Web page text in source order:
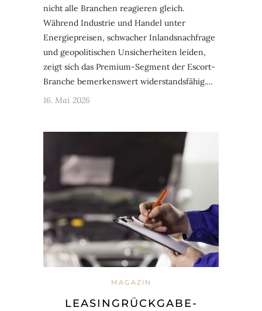
nicht alle Branchen reagieren gleich.
Während Industrie und Handel unter
Energiepreisen, schwacher Inlandsnachfrage
und geopolitischen Unsicherheiten leiden,
zeigt sich das Premium-Segment der Escort-
Branche bemerkenswert widerstandsfähig.…
16. Mai 2026
MAGAZIN
LEASINGRÜCKGABE-